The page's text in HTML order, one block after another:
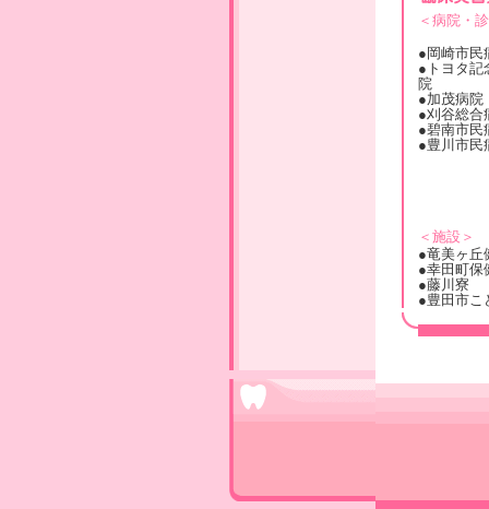
＜病院・
●岡崎市民
●トヨタ記
院
●加茂病院
●刈谷総合
●碧南市民
●豊川市民
＜施設＞
●竜美ヶ丘
●幸田町保
●藤川寮
●豊田市こ